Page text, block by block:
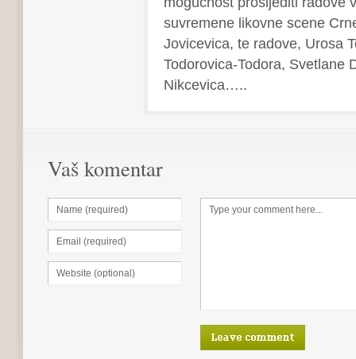
suvremene likovne scene
Jovicevica, te radove, Urosa
Todorovica-Todora, Svetlane
Nikcevica…..
Vaš komentar